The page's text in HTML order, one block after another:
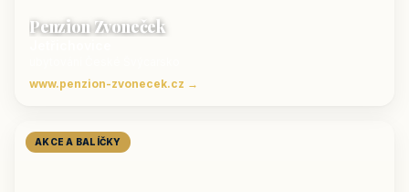
Penzion Zvoneček
www.penzion-zvonecek.cz →
AKCE A BALÍČKY